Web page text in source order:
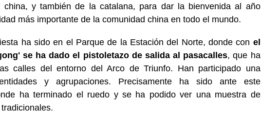
china, y también de la catalana, para dar la bienvenida al año
más importante de la comunidad china en todo el mundo.
ha sido en el Parque de la Estación del Norte, donde con el
se ha dado el pistoletazo de salida al pasacalles, que ha
calles del entorno del Arco de Triunfo. Han participado una
y agrupaciones. Precisamente ha sido ante este
ha terminado el ruedo y se ha podido ver una muestra de